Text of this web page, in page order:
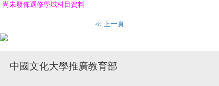
尚未發佈選修學域科目資料
≪ 上一頁
中國文化大學推廣教育部